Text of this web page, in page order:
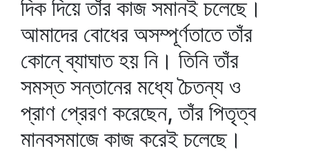
দিক দিয়ে তাঁর কাজ সমানই চলেছে।
আমাদের বোধের অসম্পূর্ণতাতে তাঁর
কোনে্‌ ব্যাঘাত হয় নি। তিনি তাঁর
সমস্ত সন্তানের মধ্যে চৈতন্য ও
প্রাণ প্রেরণ করেছেন, তাঁর পিতৃত্ব
মানবসমাজে কাজ করেই চলেছে।